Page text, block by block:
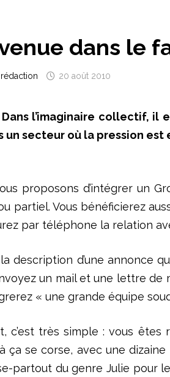
dans le
rédaction 20 août 2010
Dans l’imaginaire collectif,
un secteur où la pression
proposons d’intégrer un
partiel. Vous bénéficierez
par téléphone la relation
description d’une annonce
un mail et une lettre
« une grande équipe
c’est très simple : vous
ça se corse, avec une
partout du genre Julie pour